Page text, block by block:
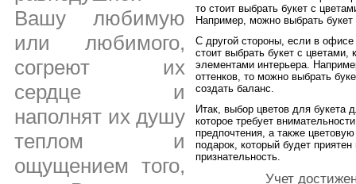
Вашу любимую
или любимого,
согреют их
сердце и
наполнят их душу
теплом и
ощущением того,
то стоит выбрать букет с
Например, можно выбрать
С другой стороны, если в
стоит выбрать букет с цветами,
элементами интерьера.
оттенков, то можно выбрать
создать баланс.
Итак, выбор цветов для букета
которое требует
предпочтения, а также
подарок, который будет
признательность.
Учет